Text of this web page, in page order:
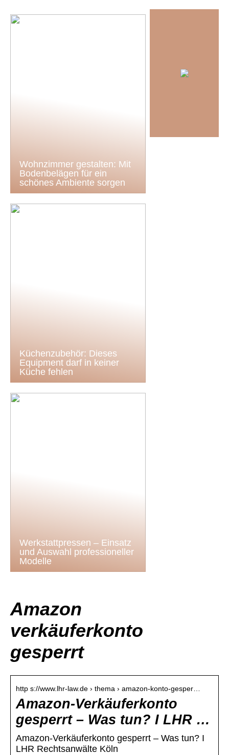
Wohnzimmer gestalten: Mit
Bodenbelägen für ein
schönes Ambiente sorgen
Küchenzubehör: Dieses
Equipment darf in keiner
Küche fehlen
Werkstattpressen – Einsatz
und Auswahl professioneller
Modelle
Amazon
verkäuferkonto
gesperrt
http s://www.lhr-law.de › thema › amazon-konto-gesper…
Amazon-Verkäuferkonto
gesperrt – Was tun? I LHR …
Amazon-Verkäuferkonto gesperrt – Was tun? I
LHR Rechtsanwälte Köln